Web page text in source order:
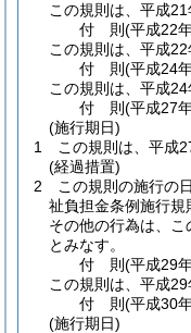
この規則は、平成21
付 則(平成22
この規則は、平成22
付 則(平成24
この規則は、平成24
付 則(平成27
(施行期日)
1
この規則は、平成
(経過措置)
2
この規則の施行の
祉負担金条例施行規
その他の行為は、
とみなす。
付 則(平成29
この規則は、平成29
付 則(平成30
(施行期日)